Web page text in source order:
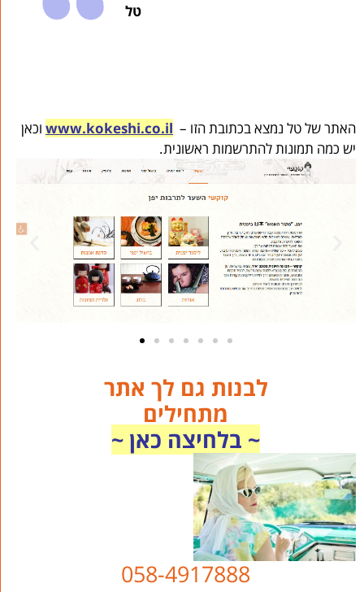
טל
האתר של טל נמצא בכתובת הזו – www.kokeshi.co.il וכאן
יש כמה תמונות להתרשמות ראשונית.
לבנות גם לך אתר
מתחילים
~ בלחיצה כאן ~
058-4917888